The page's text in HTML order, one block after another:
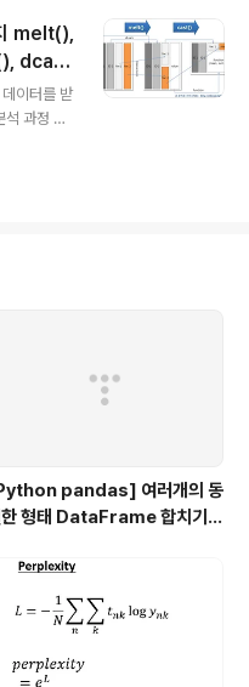
는 행위를 Script로 옮길 수 있
는 messages 들을 삭제(cle
melt(),
dcast
수이터를 받
석 과정 중
해 필요
가 될거
가로와 세
서 개수
하는 함
자면, 레
pandas] 여러개의 동
한 형태 DataFrame 합치기 :